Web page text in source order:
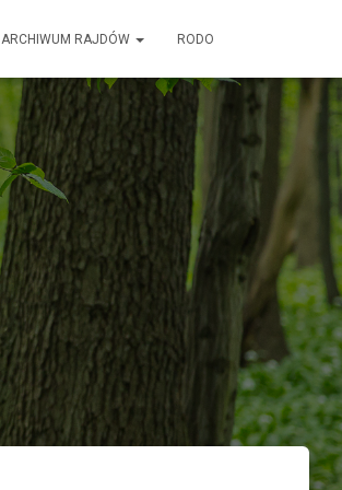
ARCHIWUM RAJDÓW RODO